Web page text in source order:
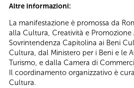
Altre informazioni:
La manifestazione è promossa da
alla Cultura, Creatività e Promozione
Sovrintendenza Capitolina ai Beni
Cultura, dal Ministero per i Beni e le
Turismo, e dalla Camera di
Il coordinamento organizzativo è
Cultura.